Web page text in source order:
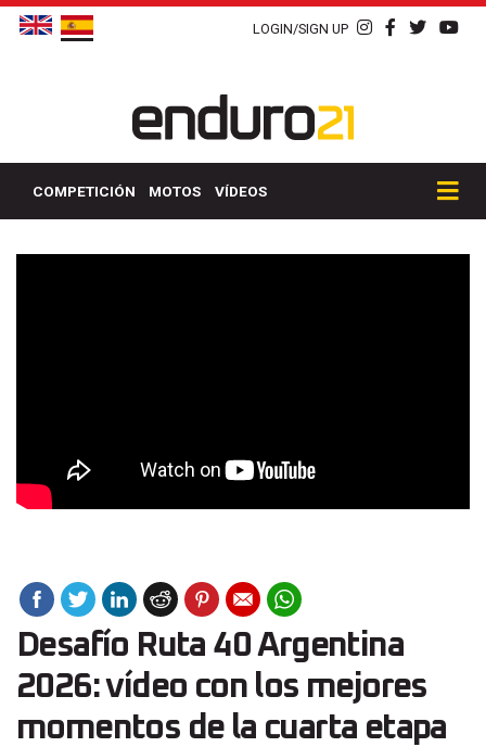
LOGIN/SIGN UP
COMPETICIÓN MOTOS VÍDEOS
Desafío Ruta 40 Argentina
2026: vídeo con los mejores
momentos de la cuarta etapa